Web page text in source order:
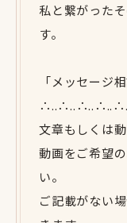
私と繋がった
す。
「メッセージ
文章もしくは
動画をご希望
い。
ご記載がない